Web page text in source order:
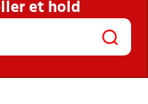
KLUBBER OG
et hold